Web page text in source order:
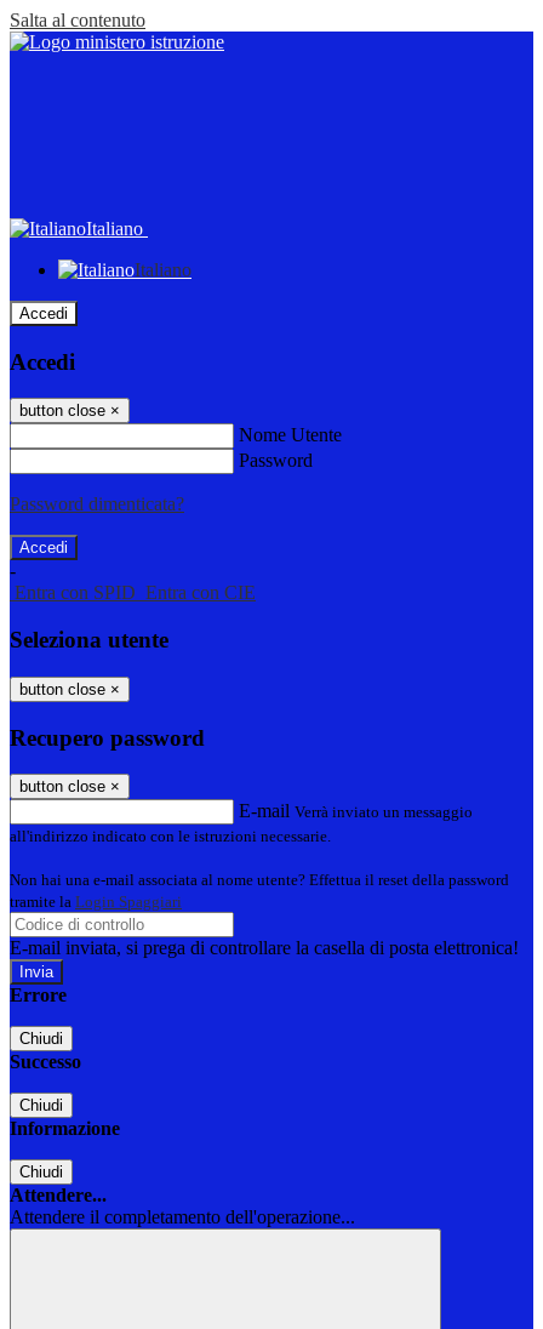
Salta al contenuto
Italiano
Italiano
Accedi
Accedi
button close ×
Nome Utente
Password
Password dimenticata?
-
Entra con SPID Entra con CIE
Seleziona utente
button close ×
Recupero password
button close ×
E-mail Verrà inviato un messaggio
all'indirizzo indicato con le istruzioni necessarie.
Non hai una e-mail associata al nome utente? Effettua il reset della password
tramite la Login Spaggiari
E-mail inviata, si prega di controllare la casella di posta elettronica!
Errore
Chiudi
Successo
Chiudi
Informazione
Chiudi
Attendere...
Attendere il completamento dell'operazione...